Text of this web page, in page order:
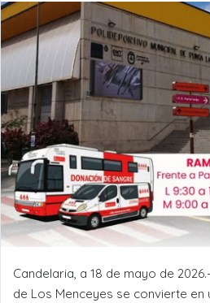
Candelaria, a 18 de mayo de
de Los Menceyes se convierte en